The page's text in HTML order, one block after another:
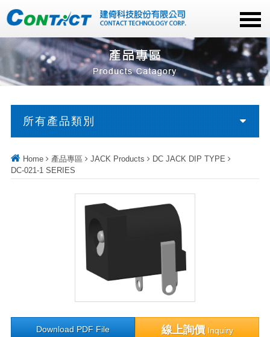
所有產品類別
Home 產品專區 JACK Products
DC JACK DIP TYPE
DC-021-1 SERIES
Download PDF File 線上詢價Inquiry